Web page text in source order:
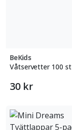
BeKids
Våtservetter 100 st
30 kr